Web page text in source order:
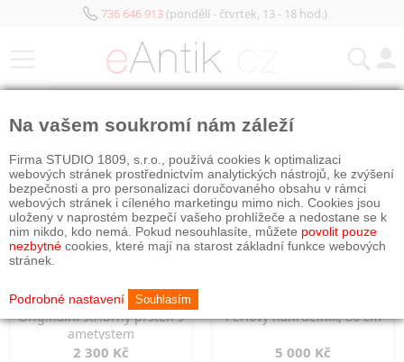
736 646 913(pondělí - čtvrtek, 13 - 18 hod.)
Originální stříbrný prsten s
ametystem
2 300 Kč
Perlový náhrdelník, 80 cm
5 000 Kč
Na vašem soukromí nám záleží
Firma STUDIO 1809, s.r.o., používá cookies k optimalizaci
webových stránek prostřednictvím analytických nástrojů, ke zvýšení
bezpečnosti a pro personalizaci doručovaného obsahu v rámci
webových stránek i cíleného marketingu mimo nich. Cookies jsou
uloženy v naprostém bezpečí vašeho prohlížeče a nedostane se k
nim nikdo, kdo nemá. Pokud nesouhlasíte, můžete povolit pouze
nezbytné cookies, které mají na starost základní funkce webových
stránek.
Podrobné nastavení Souhlasím